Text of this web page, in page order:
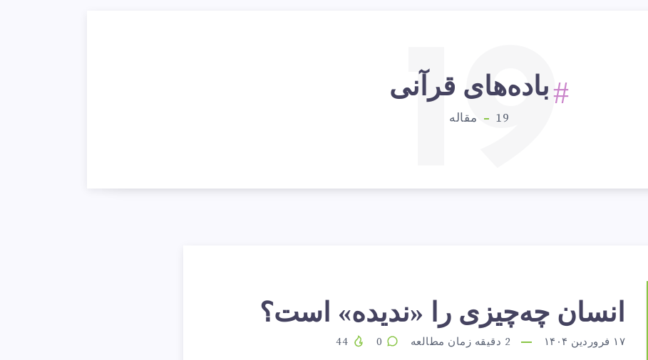
باده‌های قرآنی
19 مقاله
19
انسان
انسان چه‌چیزی را «ندیده» است؟
۱۷ فروردین ۱۴۰۴ 2 دقیقه زمان مطالعه 0